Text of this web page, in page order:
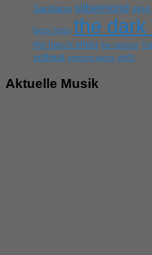
Santiano silbermond sing
boss hoss the dark
the hirsch effekt the rasmus
volbeat wincent weiss wirtz
Aktuelle Musik